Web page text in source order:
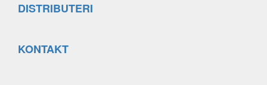
DISTRIBUTERI
KONTAKT